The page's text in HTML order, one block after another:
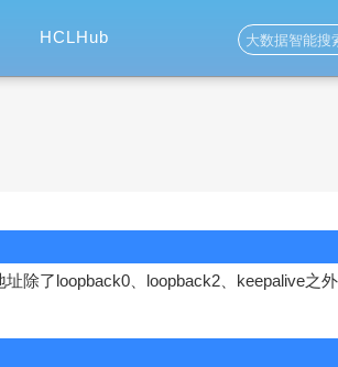
HCLHub
除了loopback0、loopback2、keepalive之外